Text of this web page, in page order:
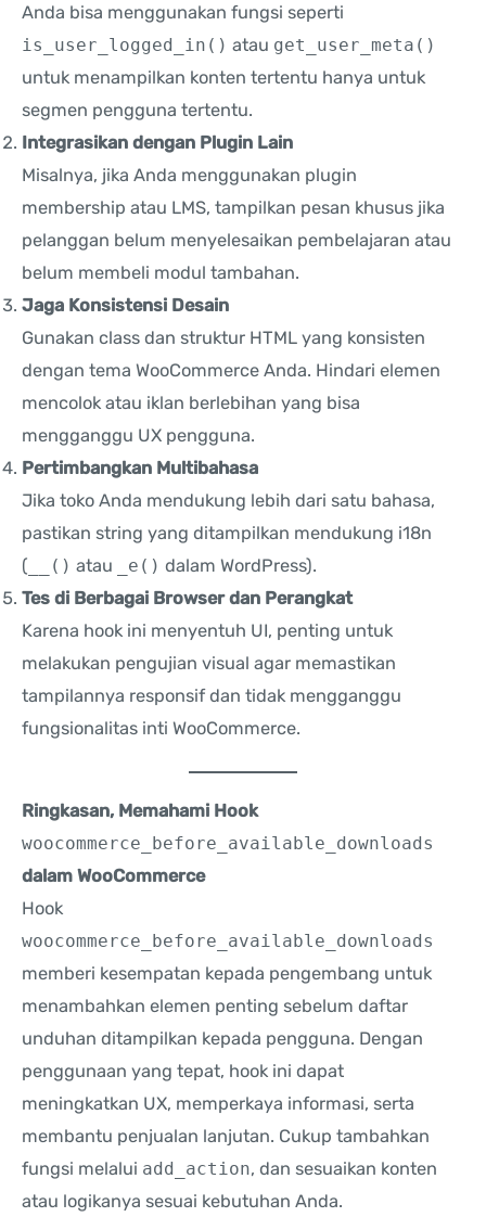
Anda bisa menggunakan fungsi seperti
is_user_logged_in() atau get_user_meta()
untuk menampilkan konten tertentu hanya untuk
segmen pengguna tertentu.
Integrasikan dengan Plugin Lain
Misalnya, jika Anda menggunakan plugin
membership atau LMS, tampilkan pesan khusus jika
pelanggan belum menyelesaikan pembelajaran atau
belum membeli modul tambahan.
Jaga Konsistensi Desain
Gunakan class dan struktur HTML yang konsisten
dengan tema WooCommerce Anda. Hindari elemen
mencolok atau iklan berlebihan yang bisa
mengganggu UX pengguna.
Pertimbangkan Multibahasa
Jika toko Anda mendukung lebih dari satu bahasa,
pastikan string yang ditampilkan mendukung i18n
( __() atau _e() dalam WordPress).
Tes di Berbagai Browser dan Perangkat
Karena hook ini menyentuh UI, penting untuk
melakukan pengujian visual agar memastikan
tampilannya responsif dan tidak mengganggu
fungsionalitas inti WooCommerce.
Ringkasan, Memahami Hook
woocommerce_before_available_downloads
dalam WooCommerce
Hook
woocommerce_before_available_downloads
memberi kesempatan kepada pengembang untuk
menambahkan elemen penting sebelum daftar
unduhan ditampilkan kepada pengguna. Dengan
penggunaan yang tepat, hook ini dapat
meningkatkan UX, memperkaya informasi, serta
membantu penjualan lanjutan. Cukup tambahkan
fungsi melalui add_action, dan sesuaikan konten
atau logikanya sesuai kebutuhan Anda.